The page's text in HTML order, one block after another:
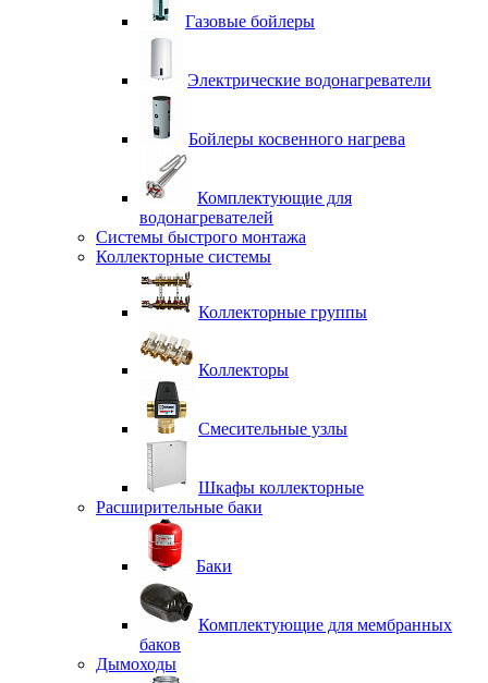
Газовые бойлеры
Электрические водонагреватели
Бойлеры косвенного нагрева
Комплектующие для
водонагревателей
Системы быстрого монтажа
Коллекторные системы
Коллекторные группы
Коллекторы
Смесительные узлы
Шкафы коллекторные
Расширительные баки
Баки
Комплектующие для мембранных
баков
Дымоходы